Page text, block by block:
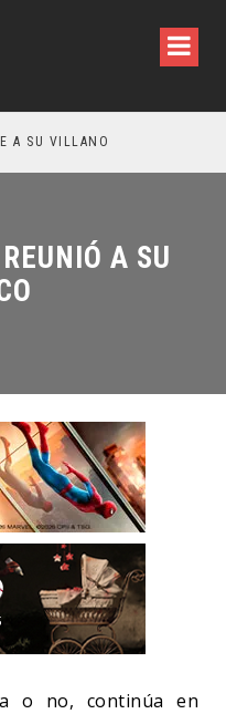
SU VILLANO
A SU
o no, continúa en